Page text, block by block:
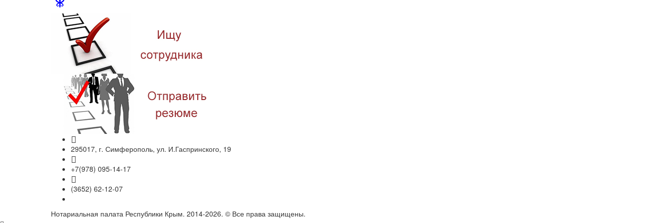
295017, г. Симферополь, ул. И.Гаспринского, 19
+7(978) 095-14-17
(3652) 62-12-07
Нотариальная палата Республики Крым. 2014-2026. © Все права защищены.